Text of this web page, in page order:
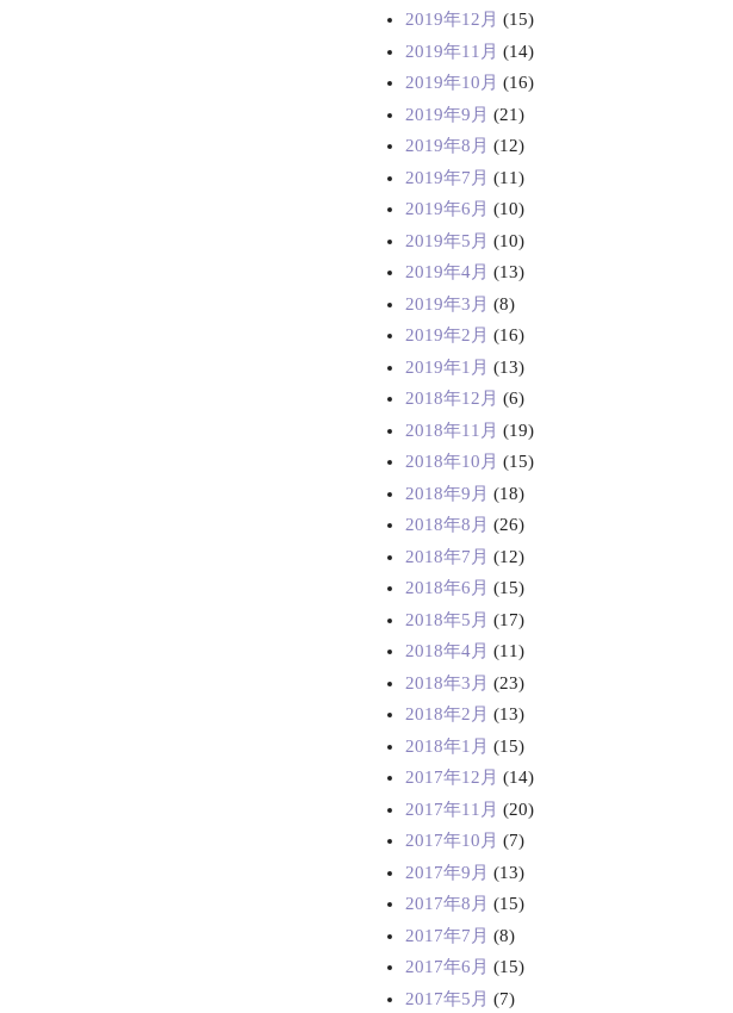
2019年12月 (15)
2019年11月 (14)
2019年10月 (16)
2019年9月 (21)
2019年8月 (12)
2019年7月 (11)
2019年6月 (10)
2019年5月 (10)
2019年4月 (13)
2019年3月 (8)
2019年2月 (16)
2019年1月 (13)
2018年12月 (6)
2018年11月 (19)
2018年10月 (15)
2018年9月 (18)
2018年8月 (26)
2018年7月 (12)
2018年6月 (15)
2018年5月 (17)
2018年4月 (11)
2018年3月 (23)
2018年2月 (13)
2018年1月 (15)
2017年12月 (14)
2017年11月 (20)
2017年10月 (7)
2017年9月 (13)
2017年8月 (15)
2017年7月 (8)
2017年6月 (15)
2017年5月 (7)